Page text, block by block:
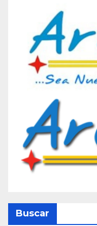
Buscar